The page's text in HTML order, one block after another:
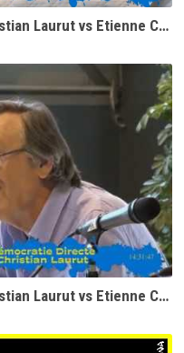
Démocratie Directe vs RIC - Christian Laurut vs Etienne Chouard (1ère partie)
Démocratie Directe vs RiC - Christian Laurut vs Etienne Chouard (2ème partie)